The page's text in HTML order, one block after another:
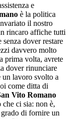
e
è la politica
il nostro
rincaro affiche tutti
dover restare
davvero molto
prima volta, avrete
dover rinunciare
un lavoro svolto a
come ditta di
Vito Romano
ci sia: non è,
di fornire un